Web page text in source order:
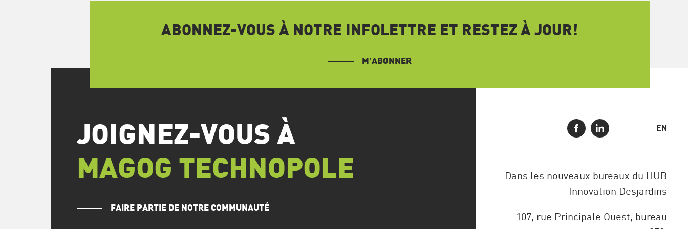
ABONNEZ-VOUS À NOTRE INFOLETTRE ET RESTEZ À JOUR!
M’ABONNER
JOIGNEZ-VOUS À
MAGOG TECHNOPOLE
FAIRE PARTIE DE NOTRE COMMUNAUTÉ
EN
Dans les nouveaux bureaux du HUB
Innovation Desjardins
107, rue Principale Ouest, bureau